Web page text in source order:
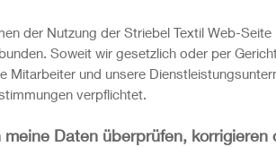
der Nutzung der Striebel Textil Web-
Soweit wir gesetzlich oder per
Mitarbeiter und unsere
verpflichtet.
meine Daten überprüfen, korrigieren